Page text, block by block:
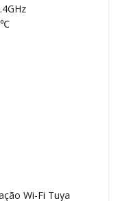
Wi-Fi Tuya